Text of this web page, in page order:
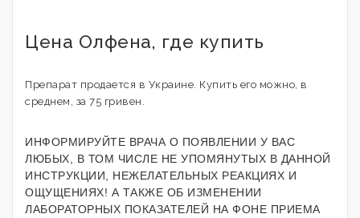
Цена Олфена, где купить
Препарат продается в Украине. Купить его можно, в
среднем, за 75 гривен.
ИНФОРМИРУЙТЕ ВРАЧА О ПОЯВЛЕНИИ У ВАС
ЛЮБЫХ, В ТОМ ЧИСЛЕ НЕ УПОМЯНУТЫХ В ДАННОЙ
ИНСТРУКЦИИ, НЕЖЕЛАТЕЛЬНЫХ РЕАКЦИЯХ И
ОЩУЩЕНИЯХ! А ТАКЖЕ ОБ ИЗМЕНЕНИИ
ЛАБОРАТОРНЫХ ПОКАЗАТЕЛЕЙ НА ФОНЕ ПРИЕМА